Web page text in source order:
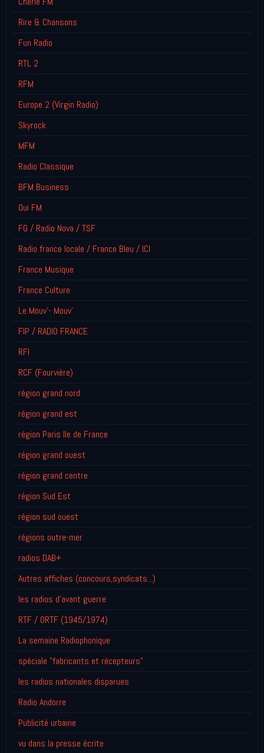
Rire & Chansons
Fun Radio
RTL 2
RFM
Europe 2 (Virgin Radio)
Skyrock
MFM
Radio Classique
BFM Business
Oui FM
FG / Radio Nova / TSF
Radio france locale / France Bleu / ICI
France Musique
France Culture
Le Mouv'- Mouv'
FIP / RADIO FRANCE
RFI
RCF (Fourvière)
région grand nord
région grand est
région Paris Ile de France
région grand ouest
région grand centre
région Sud Est
région sud ouest
régions outre-mer
radios DAB+
Autres affiches (concours,syndicats...)
les radios d'avant guerre
RTF / ORTF (1945/1974)
La semaine Radiophonique
spéciale "fabricants et récepteurs"
les radios nationales disparues
Radio Andorre
Publicité urbaine
vu dans la presse écrite